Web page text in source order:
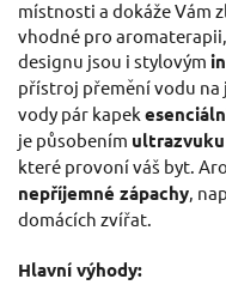
místnosti a dokáže Vám
vhodné pro
designu jsou i stylovým
přístroj přemění vodu na
vody pár kapek
je působením ultrazvuku
které provoní váš byt.
nepříjemné zápachy,
domácích zvířat.
Hlavní výhody: